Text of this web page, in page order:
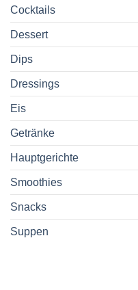
Cocktails
Dessert
Dips
Dressings
Eis
Getränke
Hauptgerichte
Smoothies
Snacks
Suppen